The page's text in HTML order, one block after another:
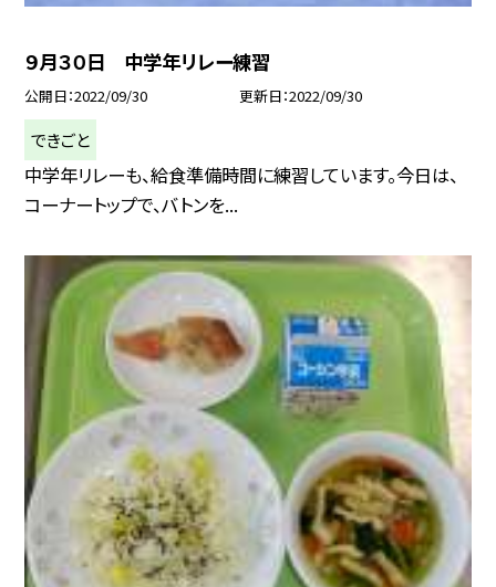
９月３０日 中学年リレー練習
公開日 2022/09/30 更新日 2022/09/30
できごと
中学年リレーも、給食準備時間に練習しています。今日は、
コーナートップで、バトンを...